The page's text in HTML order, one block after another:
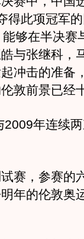
得此项冠军
够在半决赛
与张继科，
冲击的准备
敦前景已经
年连续两
赛，参赛的
年的伦敦奥